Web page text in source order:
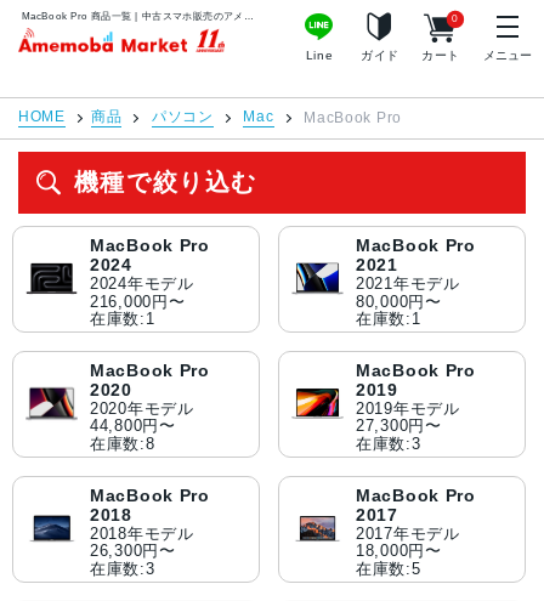
アメモバマーケット
Line ガイド カート
0
メニュー
HOME 商品 パソコン Mac MacBook Pro
機種で絞り込む
MacBook Pro
2024
2024年モデル
216,000円〜
在庫数:1
MacBook Pro
2021
2021年モデル
80,000円〜
在庫数:1
MacBook Pro
2020
2020年モデル
44,800円〜
在庫数:8
MacBook Pro
2019
2019年モデル
27,300円〜
在庫数:3
MacBook Pro
2018
2018年モデル
26,300円〜
在庫数:3
MacBook Pro
2017
2017年モデル
18,000円〜
在庫数:5